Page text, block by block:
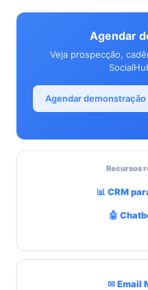
Agendar
Veja prospecção,
Agendar demonstração
Recursos
📊 CRM
🤖
✉ Email